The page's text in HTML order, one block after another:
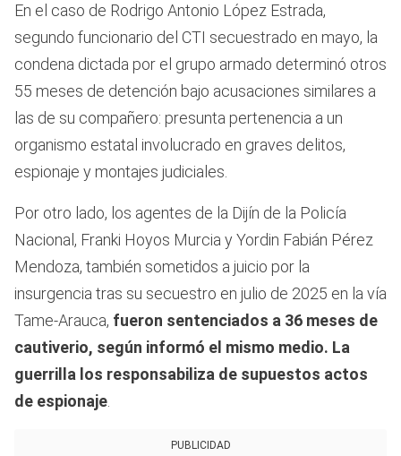
seconds
En el caso de Rodrigo Antonio López Estrada,
segundo funcionario del CTI secuestrado en mayo, la
condena dictada por el grupo armado determinó otros
55 meses de detención bajo acusaciones similares a
las de su compañero: presunta pertenencia a un
organismo estatal involucrado en graves delitos,
espionaje y montajes judiciales.
Por otro lado, los agentes de la Dijín de la Policía
Nacional, Franki Hoyos Murcia y Yordin Fabián Pérez
Mendoza, también sometidos a juicio por la
insurgencia tras su secuestro en julio de 2025 en la vía
Tame-Arauca, fueron sentenciados a 36 meses de
cautiverio, según informó el mismo medio. La
guerrilla los responsabiliza de supuestos actos
de espionaje.
PUBLICIDAD